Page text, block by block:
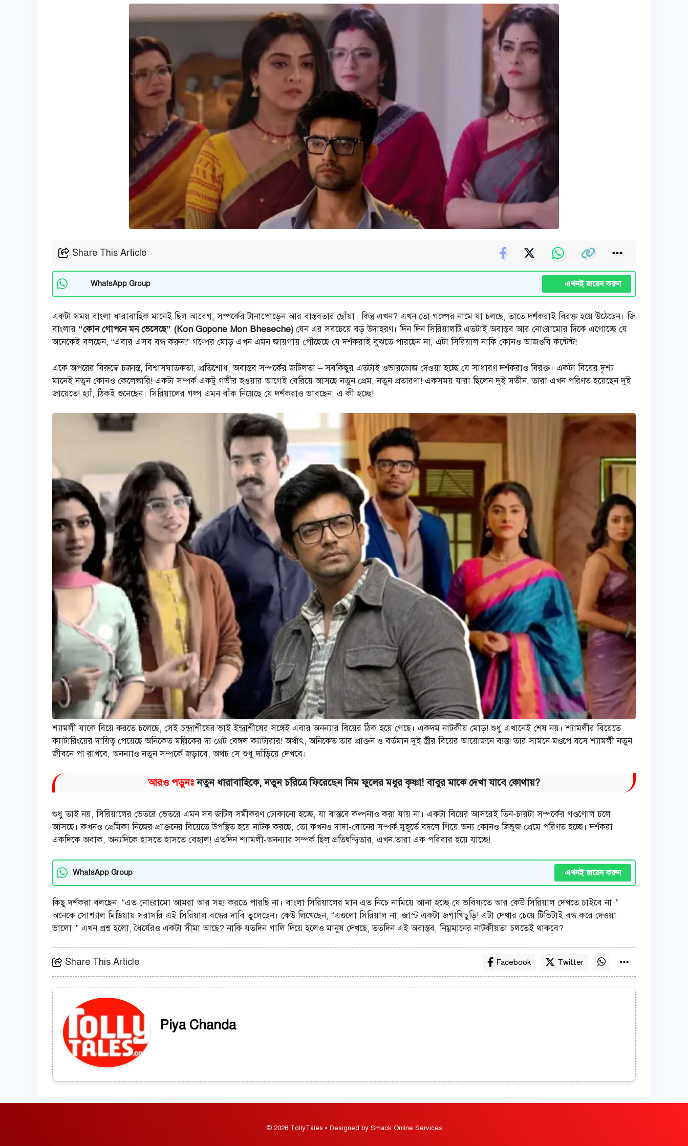
Share This Article
WhatsApp Group এখনই জয়েন করুন
একটা সময় বাংলা ধারাবাহিক মানেই ছিল আবেগ, সম্পর্কের টানাপোড়েন আর বাস্তবতার ছোঁয়া। কিন্তু এখন? এখন তো গল্পের নামে যা চলছে, তাতে দর্শকরাই বিরক্ত হয়ে উঠেছেন। জি
বাংলার “কোন গোপনে মন ভেসেছে” (Kon Gopone Mon Bheseche) যেন এর সবচেয়ে বড় উদাহরণ। দিন দিন সিরিয়ালটি এতটাই অবাস্তব আর নোংরামোর দিকে এগোচ্ছে যে
অনেকেই বলছেন, “এবার এসব বন্ধ করুন!” গল্পের মোড় এখন এমন জায়গায় পৌঁছেছে যে দর্শকরাই বুঝতে পারছেন না, এটা সিরিয়াল নাকি কোনও আজগুবি কন্টেন্ট!
একে অপরের বিরুদ্ধে চক্রান্ত, বিশ্বাসঘাতকতা, প্রতিশোধ, অবাস্তব সম্পর্কের জটিলতা – সবকিছুর এতটাই ওভারডোজ দেওয়া হচ্ছে যে সাধারণ দর্শকরাও বিরক্ত। একটা বিয়ের দৃশ্য
মানেই নতুন কোনও কেলেঙ্কারি! একটা সম্পর্ক একটু গভীর হওয়ার আগেই বেরিয়ে আসছে নতুন প্রেম, নতুন প্রতারণা! একসময় যারা ছিলেন দুই সতীন, তারা এখন পরিণত হয়েছেন দুই
জায়েতে! হ্যাঁ, ঠিকই শুনেছেন। সিরিয়ালের গল্প এমন বাঁক নিয়েছে যে দর্শকরাও ভাবছেন, এ কী হচ্ছে!
শ্যামলী যাকে বিয়ে করতে চলেছে, সেই চন্দ্রাশীষের ভাই ইন্দ্রাশীষের সঙ্গেই এবার অনন্যার বিয়ের ঠিক হয়ে গেছে। একদম নাটকীয় মোড়! শুধু এখানেই শেষ নয়। শ্যামলীর বিয়েতে
ক্যাটারিংয়ের দায়িত্ব পেয়েছে অনিকেত মল্লিকের দ্য গ্রেট বেঙ্গল ক্যাটারার! অর্থাৎ, অনিকেত তার প্রাক্তন ও বর্তমান দুই স্ত্রীর বিয়ের আয়োজনে ব্যস্ত! তার সামনে মণ্ডপে বসে শ্যামলী নতুন
জীবনে পা রাখবে, অনন্যাও নতুন সম্পর্কে জড়াবে, অথচ সে শুধু দাঁড়িয়ে দেখবে।
আরও পড়ুনঃনতুন ধারাবাহিকে, নতুন চরিত্রে ফিরেছেন নিম ফুলের মধুর কৃষ্ণা! বাবুর মাকে দেখা যাবে কোথায়?
শুধু তাই নয়, সিরিয়ালের ভেতরে ভেতরে এমন সব জটিল সমীকরণ ঢোকানো হচ্ছে, যা বাস্তবে কল্পনাও করা যায় না। একটা বিয়ের আসরেই তিন-চারটা সম্পর্কের গণ্ডগোল চলে
আসছে। কখনও প্রেমিকা নিজের প্রাক্তনের বিয়েতে উপস্থিত হয়ে নাটক করছে, তো কখনও দাদা-বোনের সম্পর্ক মুহূর্তে বদলে গিয়ে অন্য কোনও ত্রিভুজ প্রেমে পরিণত হচ্ছে। দর্শকরা
একদিকে অবাক, অন্যদিকে হাসতে হাসতে বেহাল! এতদিন শ্যামলী-অনন্যার সম্পর্ক ছিল প্রতিদ্বন্দ্বিতার, এখন তারা এক পরিবার হয়ে যাচ্ছে!
WhatsApp Group এখনই জয়েন করুন
কিছু দর্শকরা বলছেন, “এত নোংরামো আমরা আর সহ্য করতে পারছি না। বাংলা সিরিয়ালের মান এত নিচে নামিয়ে আনা হচ্ছে যে ভবিষ্যতে আর কেউ সিরিয়াল দেখতে চাইবে না।”
অনেকে সোশ্যাল মিডিয়ায় সরাসরি এই সিরিয়াল বন্ধের দাবি তুলেছেন। কেউ লিখেছেন, “এগুলো সিরিয়াল না, জাস্ট একটা জগাখিচুড়ি! এটা দেখার চেয়ে টিভিটাই বন্ধ করে দেওয়া
ভালো।” এখন প্রশ্ন হলো, ধৈর্যেরও একটা সীমা আছে? নাকি যতদিন গালি দিয়ে হলেও মানুষ দেখছে, ততদিন এই অবাস্তব, নিম্নমানের নাটকীয়তা চলতেই থাকবে?
Share This Article Facebook Twitter
Piya Chanda
© 2026 TollyTales • Designed by Smack Online Services